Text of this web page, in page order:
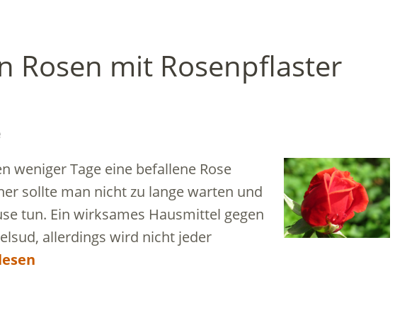
Rosen mit Rosenpflaster
weniger Tage eine befallene Rose
sollte man nicht zu lange warten und
tun. Ein wirksames Hausmittel gegen
allerdings wird nicht jeder